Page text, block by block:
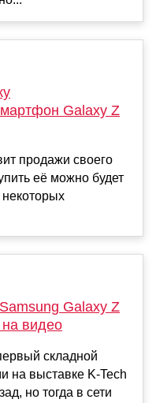
Galaxy Z
продажи своего
её можно будет
Galaxy Z
видео
складной
на выставке K-Tech
но тогда в сети